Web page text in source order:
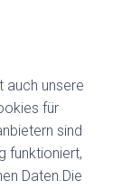
auch unsere
für
sind
funktioniert,
Daten.Die